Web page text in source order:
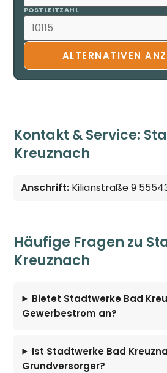
POSTLEITZAHL
ALTERNATIVEN
Kontakt & Service:
Kreuznach
Anschrift: Kilianstraße 9
Häufige Fragen zu
Kreuznach
Bietet Stadtwerke Bad
Gewerbestrom an?
Ist Stadtwerke Bad
Grundversorger?